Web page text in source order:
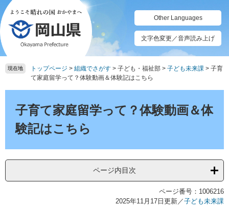
ペ
ー
ジ
の
先
頭
メ
ニ
ュ
ー
を
飛
て
Other Languages
文字色変更／音声読み上げ
現在地 トップページ > 組織でさがす > 子ども・福祉部 > 子ども未来課 > 子育
て家庭留学って？体験動画＆体験記はこちら
子育て家庭留学って？体験動画＆体
験記はこちら
ページ内目次
ページ番号：1006216
2025年11月17日更新／子ども未来課